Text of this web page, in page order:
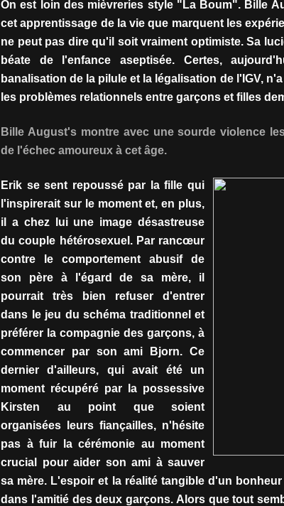
On est loin des mièvreries style "La Boum". Bille
cet apprentissage de la vie que marquent les
ne peut pas dire qu'il soit vraiment optimiste. Sa
béate de l'enfance aseptisée. Certes,
banalisation de la pilule et la légalisation de l'IGV,
les problèmes relationnels entre garçons et filles
Bille August's montre avec une sourde violence
de l'échec amoureux à cet âge.
Erik se sent repoussé par la fille qui
l'inspirerait sur le moment et, en plus,
il a chez lui une image désastreuse
du couple hétérosexuel. Par rancœur
contre le comportement abusif de
son père à l'égard de sa mère, il
pourrait très bien refuser d'entrer
dans le jeu du schéma traditionnel et
préférer la compagnie des garçons, à
commencer par son ami Bjorn. Ce
dernier d'ailleurs, qui avait été un
moment récupéré par la possessive
Kirsten au point que soient
organisées leurs fiançailles, n'hésite
pas à fuir la cérémonie au moment
crucial pour aider son ami à sauver
sa mère. L'espoir et la réalité tangible d'un
dans l'amitié des deux garçons. Alors que tout